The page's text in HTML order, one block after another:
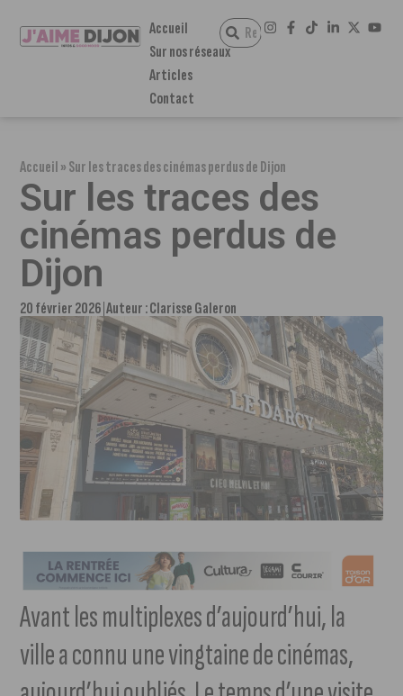
Accueil
Sur nos réseaux
Articles
Contact
Accueil»Sur les traces des cinémas perdus de Dijon
Sur les traces des
cinémas perdus de
Dijon
20 février 2026 Auteur :Clarisse Galeron
Avant les multiplexes d’aujourd’hui, la
ville a connu une vingtaine de cinémas,